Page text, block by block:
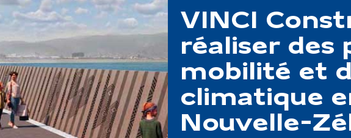
VINCI
réaliser des
mobilité et
climatique
Nouvelle-